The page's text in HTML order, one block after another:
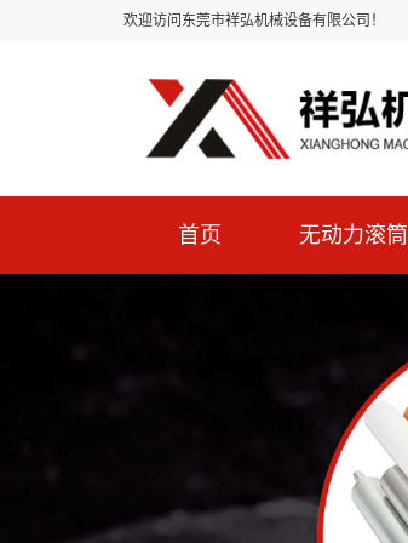
欢迎访问东莞市祥弘机械设备有限公司！
首页 无动力滚筒